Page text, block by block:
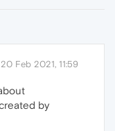
20 Feb 2021, 11:59
by